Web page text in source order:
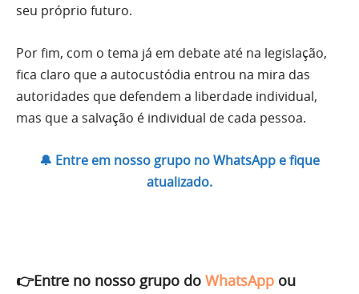
seu próprio futuro.
Por fim, com o tema já em debate até na legislação,
fica claro que a autocustódia entrou na mira das
autoridades que defendem a liberdade individual,
mas que a salvação é individual de cada pessoa.
🔔 Entre em nosso grupo no WhatsApp e fique
atualizado.
👉Entre no nosso grupo do WhatsApp ou